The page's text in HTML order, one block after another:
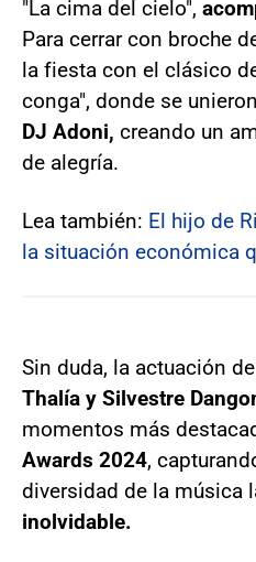
"La cima del cielo",
Para cerrar con broche
la fiesta con el clásico
conga", donde se unieron
DJ Adoni, creando un
de alegría.
Lea también: El hijo de
la situación económica
Sin duda, la actuación de
Thalía y Silvestre
momentos más
Awards 2024,
diversidad de la música
inolvidable.